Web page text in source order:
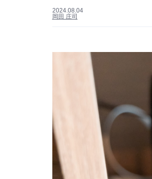
2024.08.04
岡田 庄司